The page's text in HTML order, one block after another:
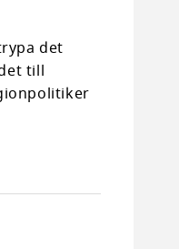
det
till